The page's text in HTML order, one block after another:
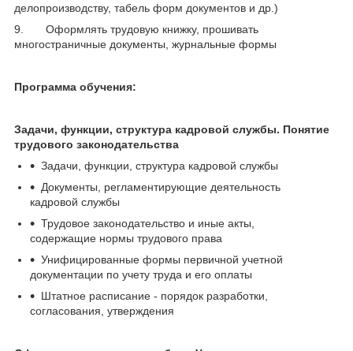
делопроизводству, табель форм документов и др.)
9. Оформлять трудовую книжку, прошивать
многостраничные документы, журнальные формы
Программа обучения:
Задачи, функции, структура кадровой службы. Понятие
трудового законодательства
Задачи, функции, структура кадровой службы
Документы, регламентирующие деятельность
кадровой службы
Трудовое законодательство и иные акты,
содержащие нормы трудового права
Унифицированные формы первичной учетной
документации по учету труда и его оплаты
Штатное расписание - порядок разработки,
согласования, утверждения